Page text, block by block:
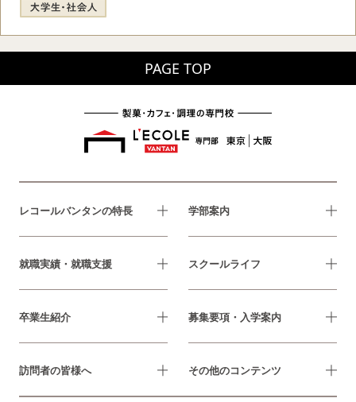
PAGE TOP
レコールバンタンの特長 学部案内
就職実績・就職支援 スクールライフ
卒業生紹介 募集要項・入学案内
訪問者の皆様へ その他のコンテンツ